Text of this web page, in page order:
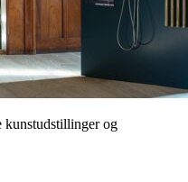
og